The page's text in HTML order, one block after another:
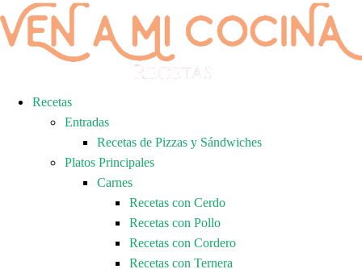
Recetas
Entradas
Recetas de Pizzas y Sándwiches
Platos Principales
Carnes
Recetas con Cerdo
Recetas con Pollo
Recetas con Cordero
Recetas con Ternera